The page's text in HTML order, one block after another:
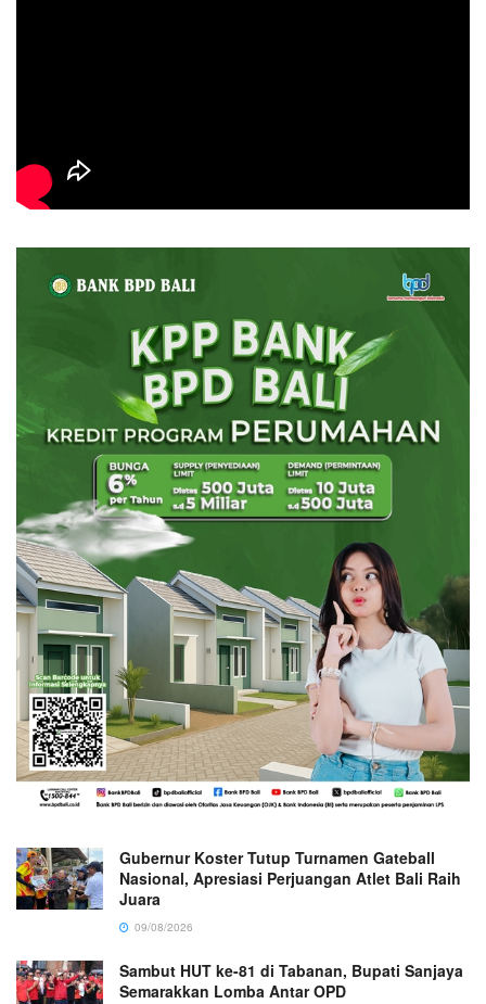
Gubernur Koster Tutup Turnamen Gateball
Nasional, Apresiasi Perjuangan Atlet Bali Raih
Juara
09/08/2026
Sambut HUT ke-81 di Tabanan, Bupati Sanjaya
Semarakkan Lomba Antar OPD